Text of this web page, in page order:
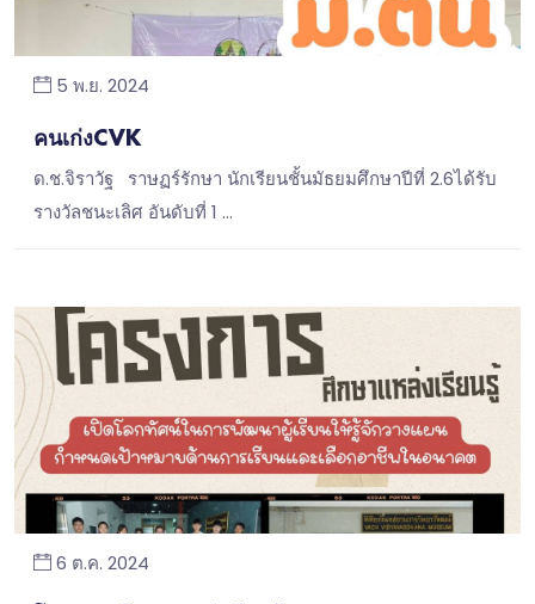
5 พ.ย. 2024
คนเก่งCVK
ด.ช.จิราวัฐ ราษฏร์รักษา นักเรียนชั้นมัธยมศึกษาปีที่ 2.6ได้รับ
รางวัลชนะเลิศ อันดับที่ 1 …
6 ต.ค. 2024